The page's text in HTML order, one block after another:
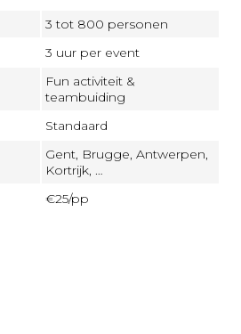
3 tot 800 personen
3 uur per event
Fun activiteit &
teambuiding
Standaard
Gent, Brugge, Antwerpen,
Kortrijk, …
€25/pp